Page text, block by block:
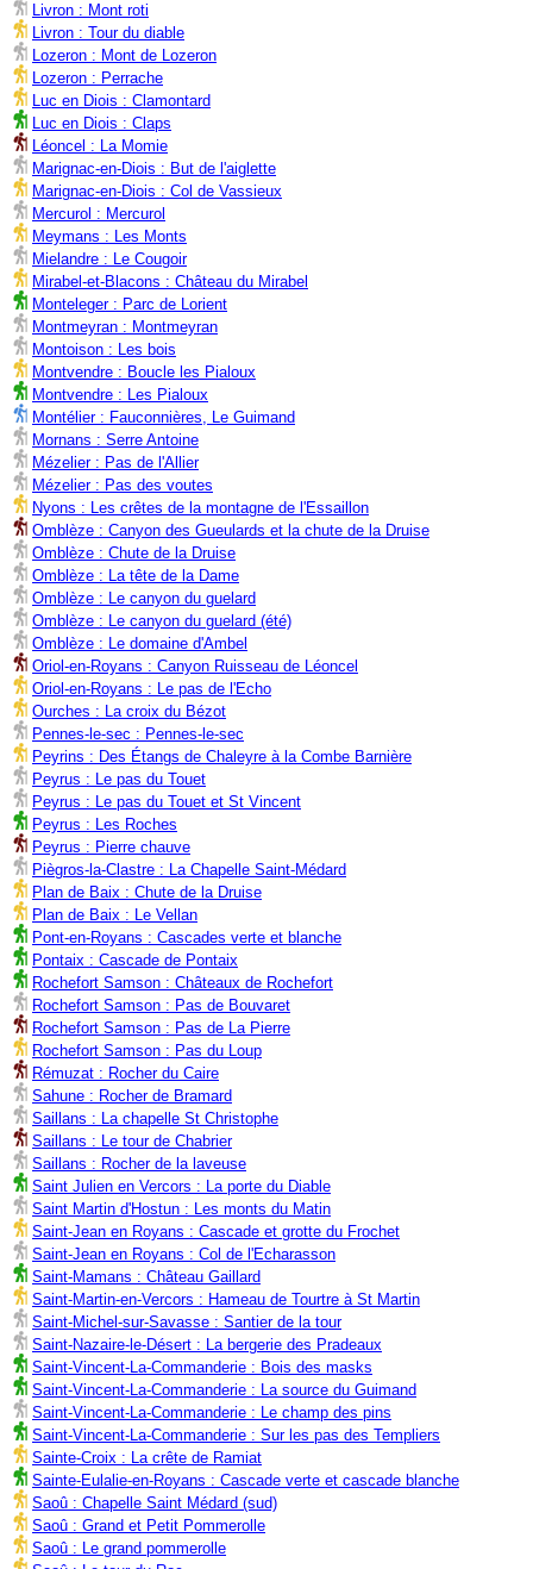
Livron : Mont roti
Livron : Tour du diable
Lozeron : Mont de Lozeron
Lozeron : Perrache
Luc en Diois : Clamontard
Luc en Diois : Claps
Léoncel : La Momie
Marignac-en-Diois : But de l'aiglette
Marignac-en-Diois : Col de Vassieux
Mercurol : Mercurol
Meymans : Les Monts
Mielandre : Le Cougoir
Mirabel-et-Blacons : Château du Mirabel
Monteleger : Parc de Lorient
Montmeyran : Montmeyran
Montoison : Les bois
Montvendre : Boucle les Pialoux
Montvendre : Les Pialoux
Montélier : Fauconnières, Le Guimand
Mornans : Serre Antoine
Mézelier : Pas de l'Allier
Mézelier : Pas des voutes
Nyons : Les crêtes de la montagne de l'Essaillon
Omblèze : Canyon des Gueulards et la chute de la Druise
Omblèze : Chute de la Druise
Omblèze : La tête de la Dame
Omblèze : Le canyon du guelard
Omblèze : Le canyon du guelard (été)
Omblèze : Le domaine d'Ambel
Oriol-en-Royans : Canyon Ruisseau de Léoncel
Oriol-en-Royans : Le pas de l'Echo
Ourches : La croix du Bézot
Pennes-le-sec : Pennes-le-sec
Peyrins : Des Étangs de Chaleyre à la Combe Barnière
Peyrus : Le pas du Touet
Peyrus : Le pas du Touet et St Vincent
Peyrus : Les Roches
Peyrus : Pierre chauve
Piègros-la-Clastre : La Chapelle Saint-Médard
Plan de Baix : Chute de la Druise
Plan de Baix : Le Vellan
Pont-en-Royans : Cascades verte et blanche
Pontaix : Cascade de Pontaix
Rochefort Samson : Châteaux de Rochefort
Rochefort Samson : Pas de Bouvaret
Rochefort Samson : Pas de La Pierre
Rochefort Samson : Pas du Loup
Rémuzat : Rocher du Caire
Sahune : Rocher de Bramard
Saillans : La chapelle St Christophe
Saillans : Le tour de Chabrier
Saillans : Rocher de la laveuse
Saint Julien en Vercors : La porte du Diable
Saint Martin d'Hostun : Les monts du Matin
Saint-Jean en Royans : Cascade et grotte du Frochet
Saint-Jean en Royans : Col de l'Echarasson
Saint-Mamans : Château Gaillard
Saint-Martin-en-Vercors : Hameau de Tourtre à St Martin
Saint-Michel-sur-Savasse : Santier de la tour
Saint-Nazaire-le-Désert : La bergerie des Pradeaux
Saint-Vincent-La-Commanderie : Bois des masks
Saint-Vincent-La-Commanderie : La source du Guimand
Saint-Vincent-La-Commanderie : Le champ des pins
Saint-Vincent-La-Commanderie : Sur les pas des Templiers
Sainte-Croix : La crête de Ramiat
Sainte-Eulalie-en-Royans : Cascade verte et cascade blanche
Saoû : Chapelle Saint Médard (sud)
Saoû : Grand et Petit Pommerolle
Saoû : Le grand pommerolle